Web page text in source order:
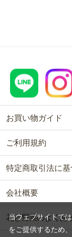
お買い物ガイド
ご利用規約
特定商取引法に
会社概要
花と野菜のよくあ
当ウェブサイトで
をご提供するため